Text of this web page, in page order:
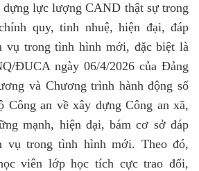
dựng lực lượng CAND thật sự trong
quy, tinh nhuệ, hiện đại, đáp
vụ trong tình hình mới, đặc biệt là
ĐUCA ngày 06/4/2026 của Đảng
và Chương trình hành động số
Công an về xây dựng Công an xã,
mạnh, hiện đại, bám cơ sở đáp
vụ trong tình hình mới. Theo đó,
viên lớp học tích cực trao đổi,